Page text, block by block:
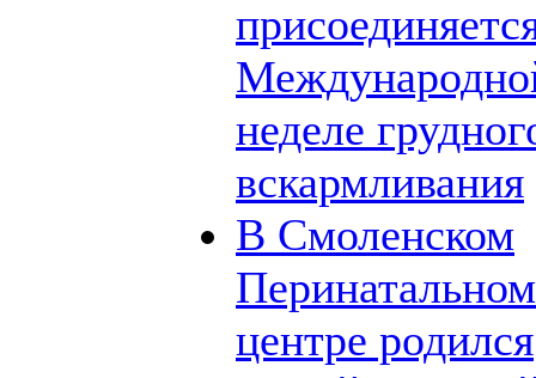
неделе
вскармливания
В Смоленском
Перинатальном
центре родился